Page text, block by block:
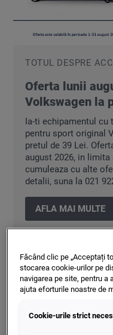
TOTUL DESPRE
Oferta lunii
Volkswagen la
Ia-ti echipamentul cu
pentru sport original
pretul de 39 Lei.
august 2026, in
cumuleaza cu alte
detalii, suna la 021
AFLA MAI MULTE
Făcând clic pe „Acceptați
stocarea cookie-urilor pe
navigarea pe site, pentru a
ajuta eforturile noastre de
Cookie-urile strict